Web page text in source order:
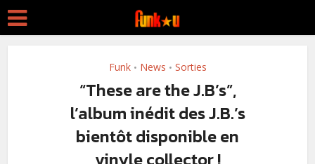
Funk • News • Sorties
“These are the J.B’s”,
l’album inédit des J.B.’s
bientôt disponible en